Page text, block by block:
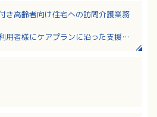
き高齢者向け住宅への訪問介護業務
用者様にケアプランに沿った支援を